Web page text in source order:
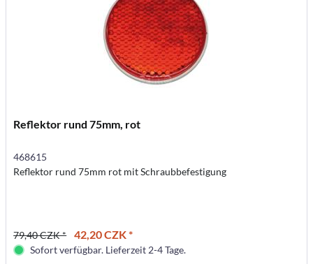
Reflektor rund 75mm, rot
468615
Reflektor rund 75mm rot mit Schraubbefestigung
79,40 CZK * 42,20 CZK *
Sofort verfügbar. Lieferzeit 2-4 Tage.